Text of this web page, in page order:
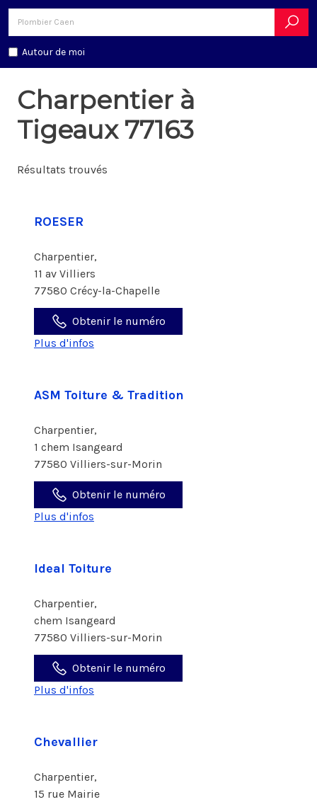
Autour de moi
Charpentier à
Tigeaux 77163
Résultats trouvés
ROESER
Charpentier,
11 av Villiers
77580 Crécy-la-Chapelle
Obtenir le numéro
Plus d'infos
ASM Toiture & Tradition
Charpentier,
1 chem Isangeard
77580 Villiers-sur-Morin
Obtenir le numéro
Plus d'infos
Ideal Toiture
Charpentier,
chem Isangeard
77580 Villiers-sur-Morin
Obtenir le numéro
Plus d'infos
Chevallier
Charpentier,
15 rue Mairie